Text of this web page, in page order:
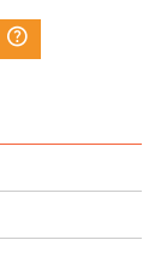
question_mark_circle